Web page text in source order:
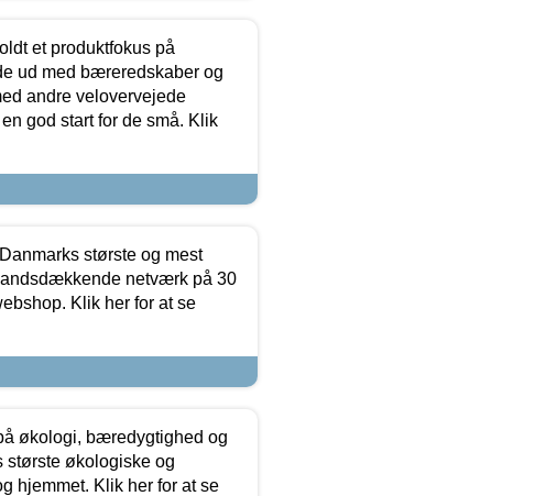
et produktfokus på
ud med bæreredskaber og
andre velovervejede
god start for de små. Klik
største og mest
netværk på 30
Klik her for at se
økologi, bæredygtighed og
største økologiske og
hjemmet. Klik her for at se